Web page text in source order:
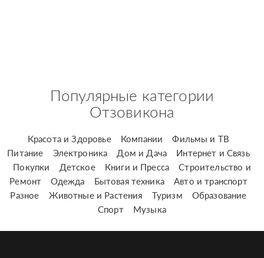
Популярные категории
Отзовикона
Красота и Здоровье Компании
Фильмы и ТВ
Питание
Электроника Дом и Дача
Интернет и Связь
Покупки
Детское Книги и Пресса
Строительство и
Ремонт
Одежда Бытовая техника
Авто и транспорт
Разное
Животные и Растения Туризм
Образование
Спорт
Музыка